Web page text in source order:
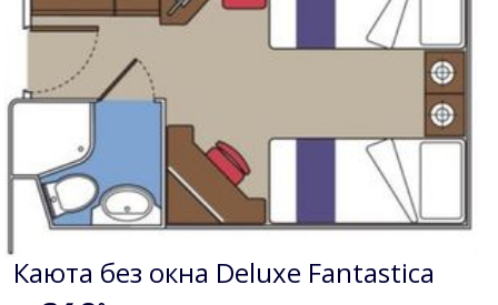
Каюта без окна Deluxe Fantastica